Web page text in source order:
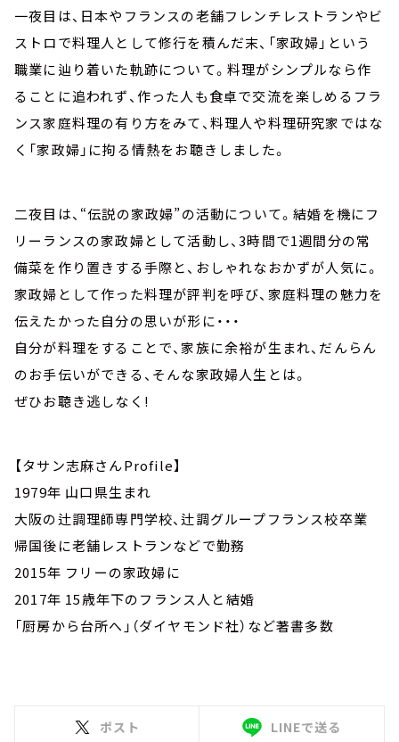
一夜目は、日本やフランスの老舗フレンチレストランやビ
ストロで料理人として修行を積んだ末、「家政婦」という
職業に辿り着いた軌跡について。料理がシンプルなら作
ることに追われず、作った人も食卓で交流を楽しめるフラ
ンス家庭料理の有り方をみて、料理人や料理研究家ではな
く「家政婦」に拘る情熱をお聴きしました。
二夜目は、“伝説の家政婦”の活動について。結婚を機にフ
リーランスの家政婦として活動し、3時間で1週間分の常
備菜を作り置きする手際と、おしゃれなおかずが人気に。
家政婦として作った料理が評判を呼び、家庭料理の魅力を
伝えたかった自分の思いが形に・・・
自分が料理をすることで、家族に余裕が生まれ、だんらん
のお手伝いができる、そんな家政婦人生とは。
ぜひお聴き逃しなく!
【タサン志麻さんProfile】
1979年 山口県生まれ
大阪の辻調理師専門学校、辻調グループフランス校卒業
帰国後に老舗レストランなどで勤務
2015年 フリーの家政婦に
2017年 15歳年下のフランス人と結婚
「厨房から台所へ」（ダイヤモンド社）など著書多数
ポスト LINEで送る